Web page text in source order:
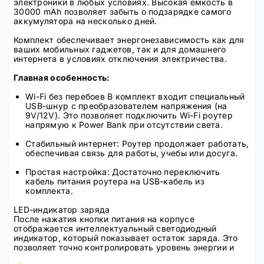
электроники в любых условиях. Высокая ёмкость в
30000 mAh позволяет забыть о подзарядке самого
аккумулятора на несколько дней.
Комплект обеспечивает энергонезависимость как для
ваших мобильных гаджетов, так и для домашнего
интернета в условиях отключения электричества.
Главная особенность:
Wi-Fi без перебоев В комплект входит специальный
USB-шнур с преобразователем напряжения (на
9V/12V). Это позволяет подключить Wi-Fi роутер
напрямую к Power Bank при отсутствии света.
Стабильный интернет: Роутер продолжает работать,
обеспечивая связь для работы, учебы или досуга.
Простая настройка: Достаточно переключить
кабель питания роутера на USB-кабель из
комплекта.
LED-индикатор заряда
После нажатия кнопки питания на корпусе
отображается интеллектуальный светодиодный
индикатор, который показывает остаток заряда. Это
позволяет точно контролировать уровень энергии и